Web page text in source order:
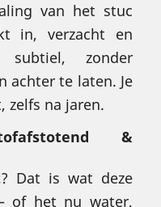
van het stuc
in, verzacht en
zonder
achter te laten. Je
zelfs na jaren.
&
? Dat is wat deze
of het nu water,